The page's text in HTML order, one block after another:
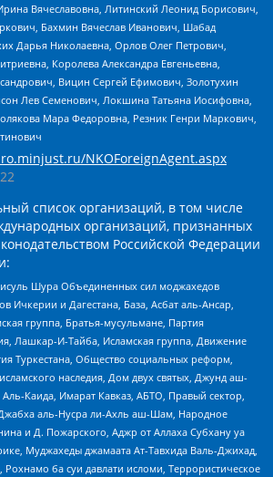
Вячеславовна, Литинский Леонид Борисович,
Бахмин Вячеслав Иванович, Шабад
Дарья Николаевна, Орлов Олег Петрович,
Королева Александра Евгеньевна,
Вицин Сергей Ефимович, Золотухин
Лев Семенович, Локшина Татьяна Иосифовна,
Мара Федоровна, Резник Генри Маркович,
NKOForeignAgent.aspx
список организаций, в том числе
организаций, признанных
Российской Федерации
Шура Объединенных сил моджахедов
Ичкерии и Дагестана, База, Асбат аль-Ансар,
группа, Братья-мусульмане, Партия
Лашкар-И-Тайба, Исламская группа, Движение
Туркестана, Общество социальных реформ,
наследия, Дом двух святых, Джунд аш-
Каида, Имарат Кавказ, АБТО, Правый сектор,
Джабха аль-Нусра ли-Ахль аш-Шам, Народное
и Д. Пожарского, Аджр от Аллаха Субхану уа
Муджахеды джамаата Ат-Тавхида Валь-Джихад,
ба суи давлати исломи, Террористическое